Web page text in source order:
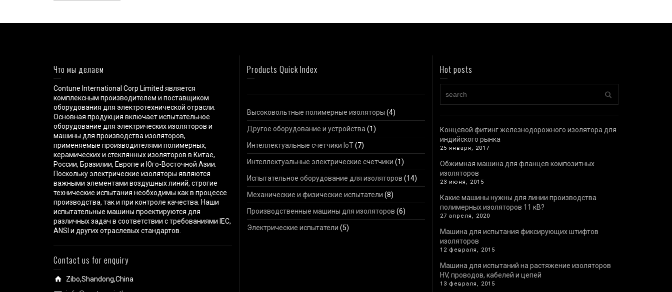
Что мы делаем
Contune International Corp Limited является
комплексным производителем и поставщиком
оборудования для электротехнической отрасли.
Основная продукция включает испытательное
оборудование для электрических изоляторов и
машины для производства изоляторов,
применяемые производителями полимерных,
керамических и стеклянных изоляторов в Китае,
России, Бразилии, Европе и Юго-Восточной Азии.
Поскольку электрические изоляторы являются
важными элементами воздушных линий, строгие
технические испытания необходимы как в процессе
производства, так и при контроле качества. Наши
испытательные машины проектируются для
различных задач в соответствии с требованиями IEC,
ANSI и других отраслевых стандартов.
Contact us for enquiry
Zibo,Shandong,China
Products Quick Index
Высоковольтные полимерные изоляторы (4)
Другое оборудование и устройства(1)
Интеллектуальные счетчики IoT(7)
Интеллектуальные электрические счетчики (1)
Испытательное оборудование для изоляторов (14)
Механические и физические испытатели (8)
Производственные машины для изоляторов (6)
Электрические испытатели (5)
Hot posts
Концевой фитинг железнодорожного изолятора для
индийского рынка
25 января, 2017
Обжимная машина для фланцев композитных
изоляторов
23 июня, 2015
Какие машины нужны для линии производства
полимерных изоляторов 11 кВ?
27 апреля, 2020
Машина для испытания фиксирующих штифтов
изоляторов
12 февраля, 2015
Машина для испытаний на растяжение изоляторов
HV, проводов, кабелей и цепей
13 февраля, 2015